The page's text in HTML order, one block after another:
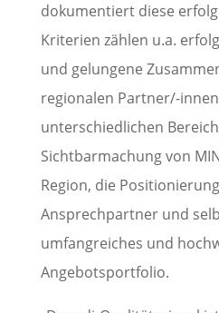
dokumentiert diese
Kriterien zählen u.a.
und gelungene
regionalen Partner/-
unterschiedlichen
Sichtbarmachung von
Region, die
Ansprechpartner und
umfangreiches und
Angebotsportfolio.